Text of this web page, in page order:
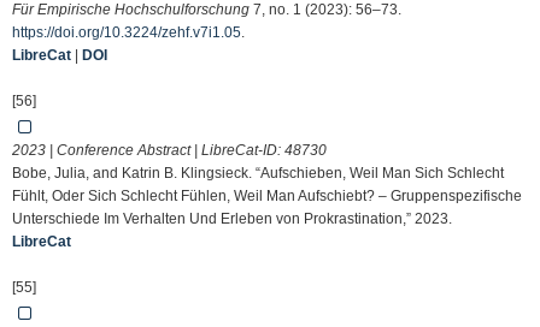
Für Empirische Hochschulforschung 7, no. 1 (2023): 56–73.
https://doi.org/10.3224/zehf.v7i1.05.
LibreCat
DOI
[56]
2023 | Conference Abstract | LibreCat-ID: 48730
Bobe, Julia, and Katrin B. Klingsieck. “Aufschieben, Weil Man Sich Schlecht
Fühlt, Oder Sich Schlecht Fühlen, Weil Man Aufschiebt? – Gruppenspezifische
Unterschiede Im Verhalten Und Erleben von Prokrastination,” 2023.
LibreCat
[55]